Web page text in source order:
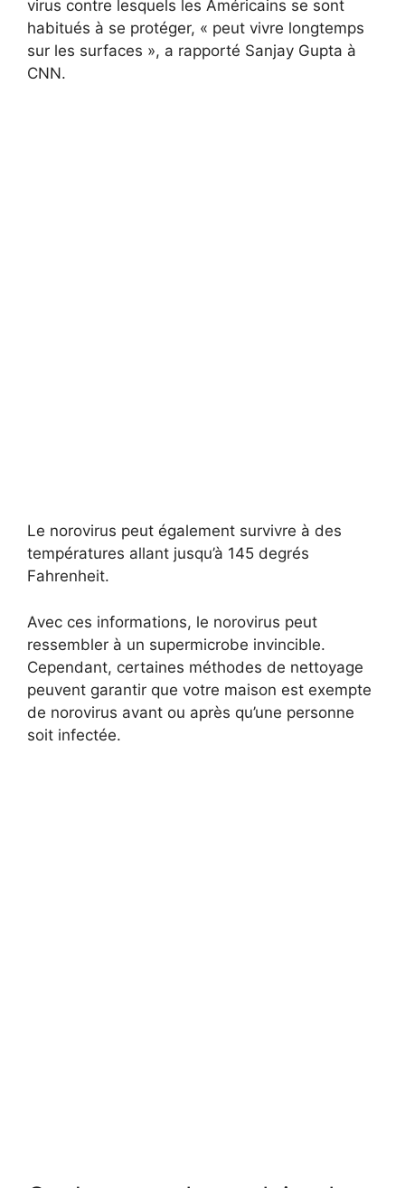
virus contre lesquels les Américains se sont
habitués à se protéger, « peut vivre longtemps
sur les surfaces », a rapporté Sanjay Gupta à
CNN.
Le norovirus peut également survivre à des
températures allant jusqu’à 145 degrés
Fahrenheit.
Avec ces informations, le norovirus peut
ressembler à un supermicrobe invincible.
Cependant, certaines méthodes de nettoyage
peuvent garantir que votre maison est exempte
de norovirus avant ou après qu’une personne
soit infectée.